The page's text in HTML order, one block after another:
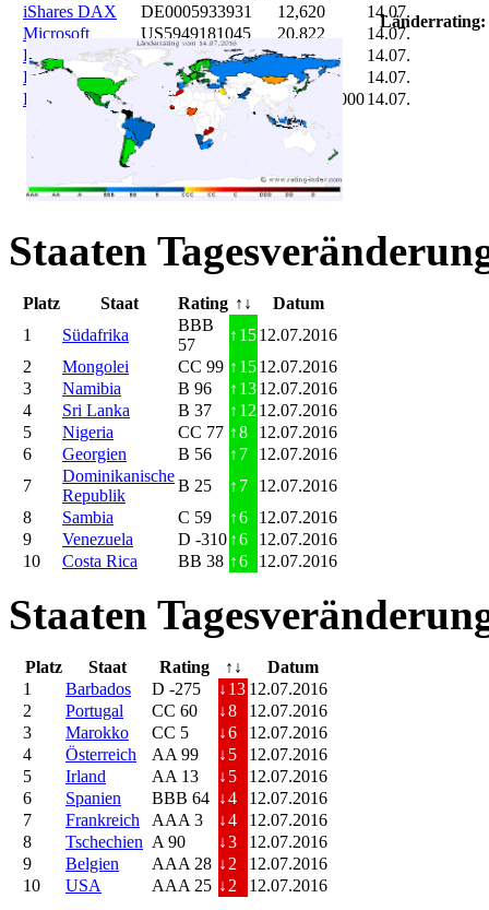
iShares DAX
DE0005933931 12,620
14.07.
Microsoft
US5949181045 20,822
14.07.
DAIMLER
DE0007100000 46,047
14.07.
Brent Oil
DE000A0KRKM571,382
14.07.
Bitcoin
BITCOIN 185.899,00014.07.
Länderrating:
Staaten
Platz Staat Rating ↑↓
Datum
1
Südafrika
BBB
57
↑ 1512.07.2016
2
Mongolei CC 99 ↑ 1512.07.2016
3
Namibia B 96 ↑ 1312.07.2016
4
Sri Lanka B 37 ↑ 12 12.07.2016
5
Nigeria CC 77 ↑8
12.07.2016
6
Georgien B 56 ↑ 7
12.07.2016
7
Dominikanische
Republik
B 25 ↑ 7
12.07.2016
8
Sambia C 59 ↑6
12.07.2016
9
Venezuela D -310 ↑6
12.07.2016
10
Costa Rica BB 38 ↑6 12.07.2016
Staaten
Platz Staat Rating ↑↓
Datum
1
Barbados D -275 ↓ 13 12.07.2016
2
Portugal CC 60 ↓8
12.07.2016
3
Marokko CC 5 ↓6
12.07.2016
4
Österreich AA 99 ↓ 5
12.07.2016
5
Irland AA 13 ↓ 5
12.07.2016
6
Spanien BBB 64 ↓4
12.07.2016
7
Frankreich AAA 3 ↓4
12.07.2016
8
Tschechien A 90 ↓3
12.07.2016
9
Belgien AAA 28 ↓ 2
12.07.2016
10
USA AAA 25 ↓ 2 12.07.2016